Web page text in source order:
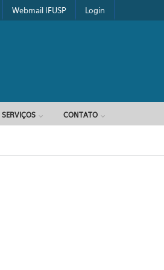
Webmail IFUSP Login
SERVIÇOS CONTATO